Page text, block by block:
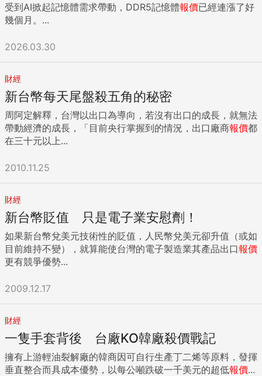
受到AI掀起記憶體需求帶動，DDR5記憶體報價已經連漲了好
幾個月。...
2026.03.30
財經
新台幣每天尾盤殺五角的秘密
周阿定解釋，台灣以出口為導向，若沒有出口的成長，就無法
帶動經濟的成長，「目前央行掌握到的情況，出口廠商報價都
在三十元以上...
2010.11.25
財經
新台幣貶值 只是電子業安慰劑！
如果新台幣兌美元技術性的貶值，人民幣兌美元卻升值（或如
目前維持不變），就算能使台灣的電子製造業其產品出口報價
更有競爭優勢...
2009.12.17
財經
一隻手套背後 台廠KO韓廠殺價戰記
擁有上游輕油裂解廠的韓商因可自行生產丁二烯等原料，發揮
垂直整合而具成本優勢，以每公噸跌破一千美元的超低報價...